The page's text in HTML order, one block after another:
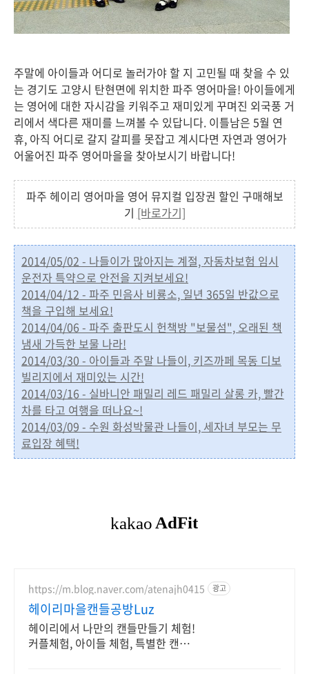
주말에 아이들과 어디로 놀러가야 할 지 고민될 때 찾을 수 있
는 경기도 고양시 탄현면에 위치한 파주 영어마을! 아이들에게
는 영어에 대한 자시감을 키워주고 재미있게 꾸며진 외국풍 거
리에서 색다른 재미를 느껴볼 수 있답니다. 이틀남은 5월 연
휴, 아직 어디로 갈지 갈피를 못잡고 계시다면 자연과 영어가
어울어진 파주 영어마을을 찾아보시기 바랍니다!
파주 헤이리 영어마을 영어 뮤지컬 입장권 할인 구매해보
기 [바로가기]
2014/05/02 - 나들이가 많아지는 계절, 자동차보험 임시
운전자 특약으로 안전을 지켜보세요!
2014/04/12 - 파주 민음사 비룡소, 일년 365일 반값으로
책을 구입해 보세요!
2014/04/06 - 파주 출판도시 헌책방 "보물섬", 오래된 책
냄새 가득한 보물 나라!
2014/03/30 - 아이들과 주말 나들이, 키즈까페 목동 디보
빌리지에서 재미있는 시간!
2014/03/16 - 실바니안 패밀리 레드 패밀리 살롱 카, 빨간
차를 타고 여행을 떠나요~!
2014/03/09 - 수원 화성박물관 나들이, 세자녀 부모는 무
료입장 혜택!
https://m.blog.naver.com/atenajh0415 광고
헤이리마을캔들공방Luz
헤이리에서 나만의 캔들만들기 체험!
커플체험, 아이들 체험, 특별한 캔들